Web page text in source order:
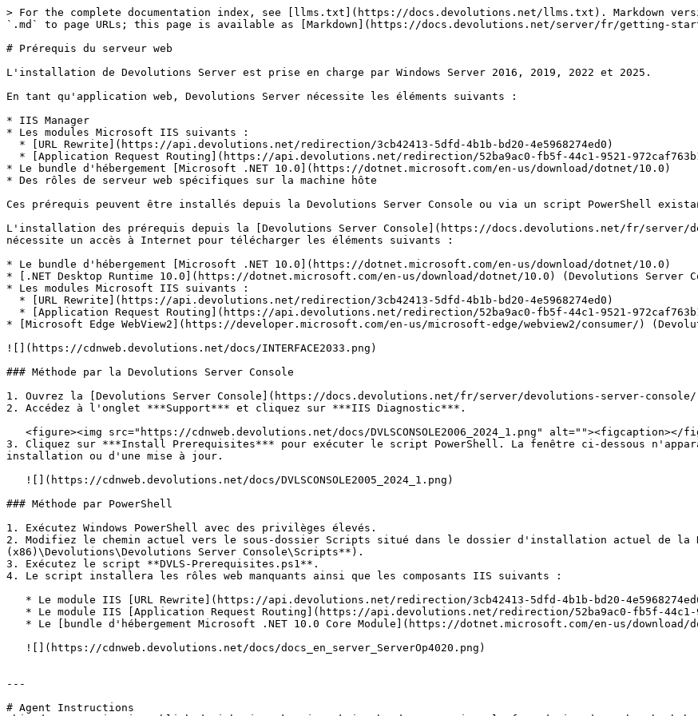
> For the complete documentation index, see [llms.txt](https://docs.devolutions.net/llms.txt). Markdown
`.md` to page URLs; this page is available as [Markdown](https://docs.devolutions.net/server/fr/getting-
# Prérequis du serveur web
L'installation de Devolutions Server est prise en charge par Windows Server 2016, 2019, 2022 et 2025.
En tant qu'application web, Devolutions Server nécessite les éléments suivants :
* IIS Manager
* Les modules Microsoft IIS suivants :
* Le bundle d'hébergement [Microsoft .NET 10.0](https://dotnet.microsoft.com/en-us/download/dotnet/10.0)
* Des rôles de serveur web spécifiques sur la machine hôte
Ces prérequis peuvent être installés depuis la Devolutions Server Console ou via un script PowerShell
L'installation des prérequis depuis la [Devolutions Server Console](https://docs.devolutions.net/fr/server/
nécessite un accès à Internet pour télécharger les éléments suivants :
* Le bundle d'hébergement [Microsoft .NET 10.0](https://dotnet.microsoft.com/en-us/download/dotnet/10.0)
* [.NET Desktop Runtime 10.0](https://dotnet.microsoft.com/en-us/download/dotnet/10.0) (Devolutions Server
* Les modules Microsoft IIS suivants :
* [Microsoft Edge WebView2](https://developer.microsoft.com/en-us/microsoft-edge/webview2/consumer/)
![](https://cdnweb.devolutions.net/docs/INTERFACE2033.png)
### Méthode par la Devolutions Server Console
1. Ouvrez la [Devolutions Server Console](https://docs.devolutions.net/fr/server/devolutions-server-
2. Accédez à l'onglet ***Support*** et cliquez sur ***IIS Diagnostic***.
3. Cliquez sur ***Install Prerequisites*** pour exécuter le script PowerShell. La fenêtre ci-dessous
installation ou d'une mise à jour.
### Méthode par PowerShell
1. Exécutez Windows PowerShell avec des privilèges élevés.
2. Modifiez le chemin actuel vers le sous-dossier Scripts situé dans le dossier d'installation actuel de la
(x86)\Devolutions\Devolutions Server Console\Scripts**).
3. Exécutez le script **DVLS-Prerequisites.ps1**.
4. Le script installera les rôles web manquants ainsi que les composants IIS suivants :
---
# Agent Instructions